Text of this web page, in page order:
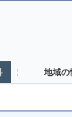
地域の